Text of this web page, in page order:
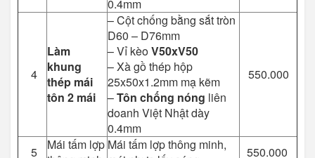
0.4mm
4
Làm
khung
thép mái
tôn 2 mái
– Cột chống bằng sắt tròn
D60 – D76mm
– Vỉ kèoV50xV50
– Xà gồ thép hộp
25x50x1.2mm mạ kẽm
–Tôn chống nóng liên
doanh Việt Nhật dày
0.4mm
550.000
5
Mái tấm lợp Mái tấm lợp thông minh,
550.000